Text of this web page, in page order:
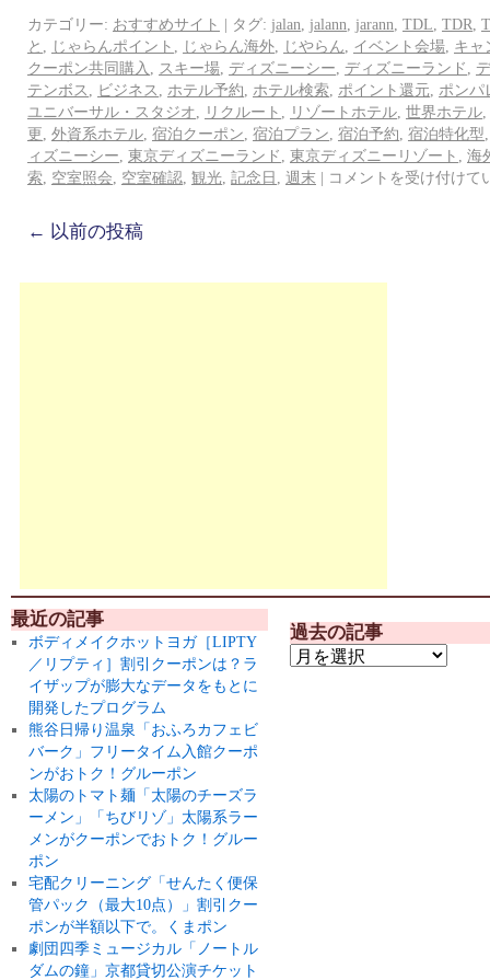
カテゴリー: おすすめサイト | タグ: jalan jalann jarann TDL TDR
と
じゃらんポイント じゃらん海外 じやらん イベント会場 キャ
クーポン共同購入
スキー場 ディズニーシー ディズニーランド
テンボス
ビジネス ホテル予約 ホテル検索 ポイント還元
ポンパ
ユニバーサル・スタジオ
リクルート リゾートホテル 世界ホテル
更 外資系ホテル 宿泊クーポン 宿泊プラン 宿泊予約 宿泊特化型
ィズニーシー 東京ディズニーランド 東京ディズニーリゾート
海
索
空室照会 空室確認 観光 記念日 週末 | コメントを受け付けて
← 以前の投稿
最近の記事
ボディメイクホットヨガ［LIPTY
／リプティ］割引クーポンは？ラ
イザップが膨大なデータをもとに
開発したプログラム
熊谷日帰り温泉「おふろカフェビ
バーク」フリータイム入館クーポ
ンがおトク！グルーポン
太陽のトマト麺「太陽のチーズラ
ーメン」「ちびリゾ」太陽系ラー
メンがクーポンでおトク！グルー
ポン
宅配クリーニング「せんたく便保
管パック（最大10点）」割引クー
ポンが半額以下で。くまポン
劇団四季ミュージカル「ノートル
ダムの鐘」京都貸切公演チケット
過去の記事